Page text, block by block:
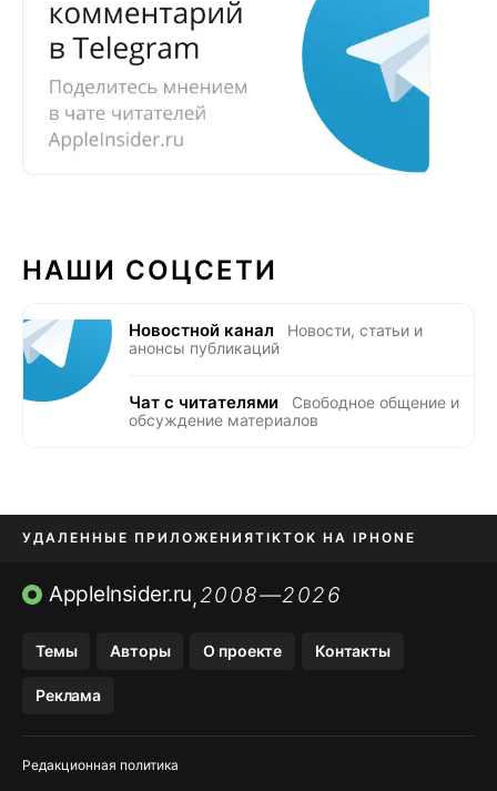
НАШИ СОЦСЕТИ
Новостной канал
Новости, статьи и
анонсы публикаций
Чат с читателями
Свободное общение и
обсуждение материалов
УДАЛЕННЫЕ ПРИЛОЖЕНИЯTIKTOK НА IPHONE
ПРИЛОЖЕНИЯ БЕЗ APP STORE
AppleInsider.ru,2008—2026
Темы Авторы О проекте Контакты
Реклама
Редакционная политика